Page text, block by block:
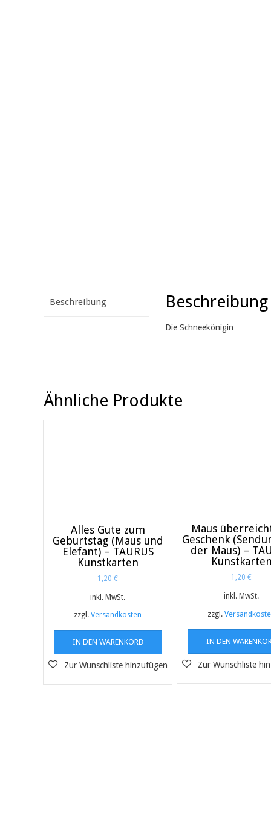
Beschreibung Beschreibung
Die Schneekönigin
Ähnliche Produkte
Alles Gute zum
Geburtstag (Maus und
Elefant) – TAURUS
Kunstkarten
1,20€
inkl. MwSt.
zzgl.Versandkosten
IN DEN WARENKORB
Maus
Geschenk
der Maus) –
Kunstkarten
1,20€
inkl. MwSt.
zzgl.
IN DEN